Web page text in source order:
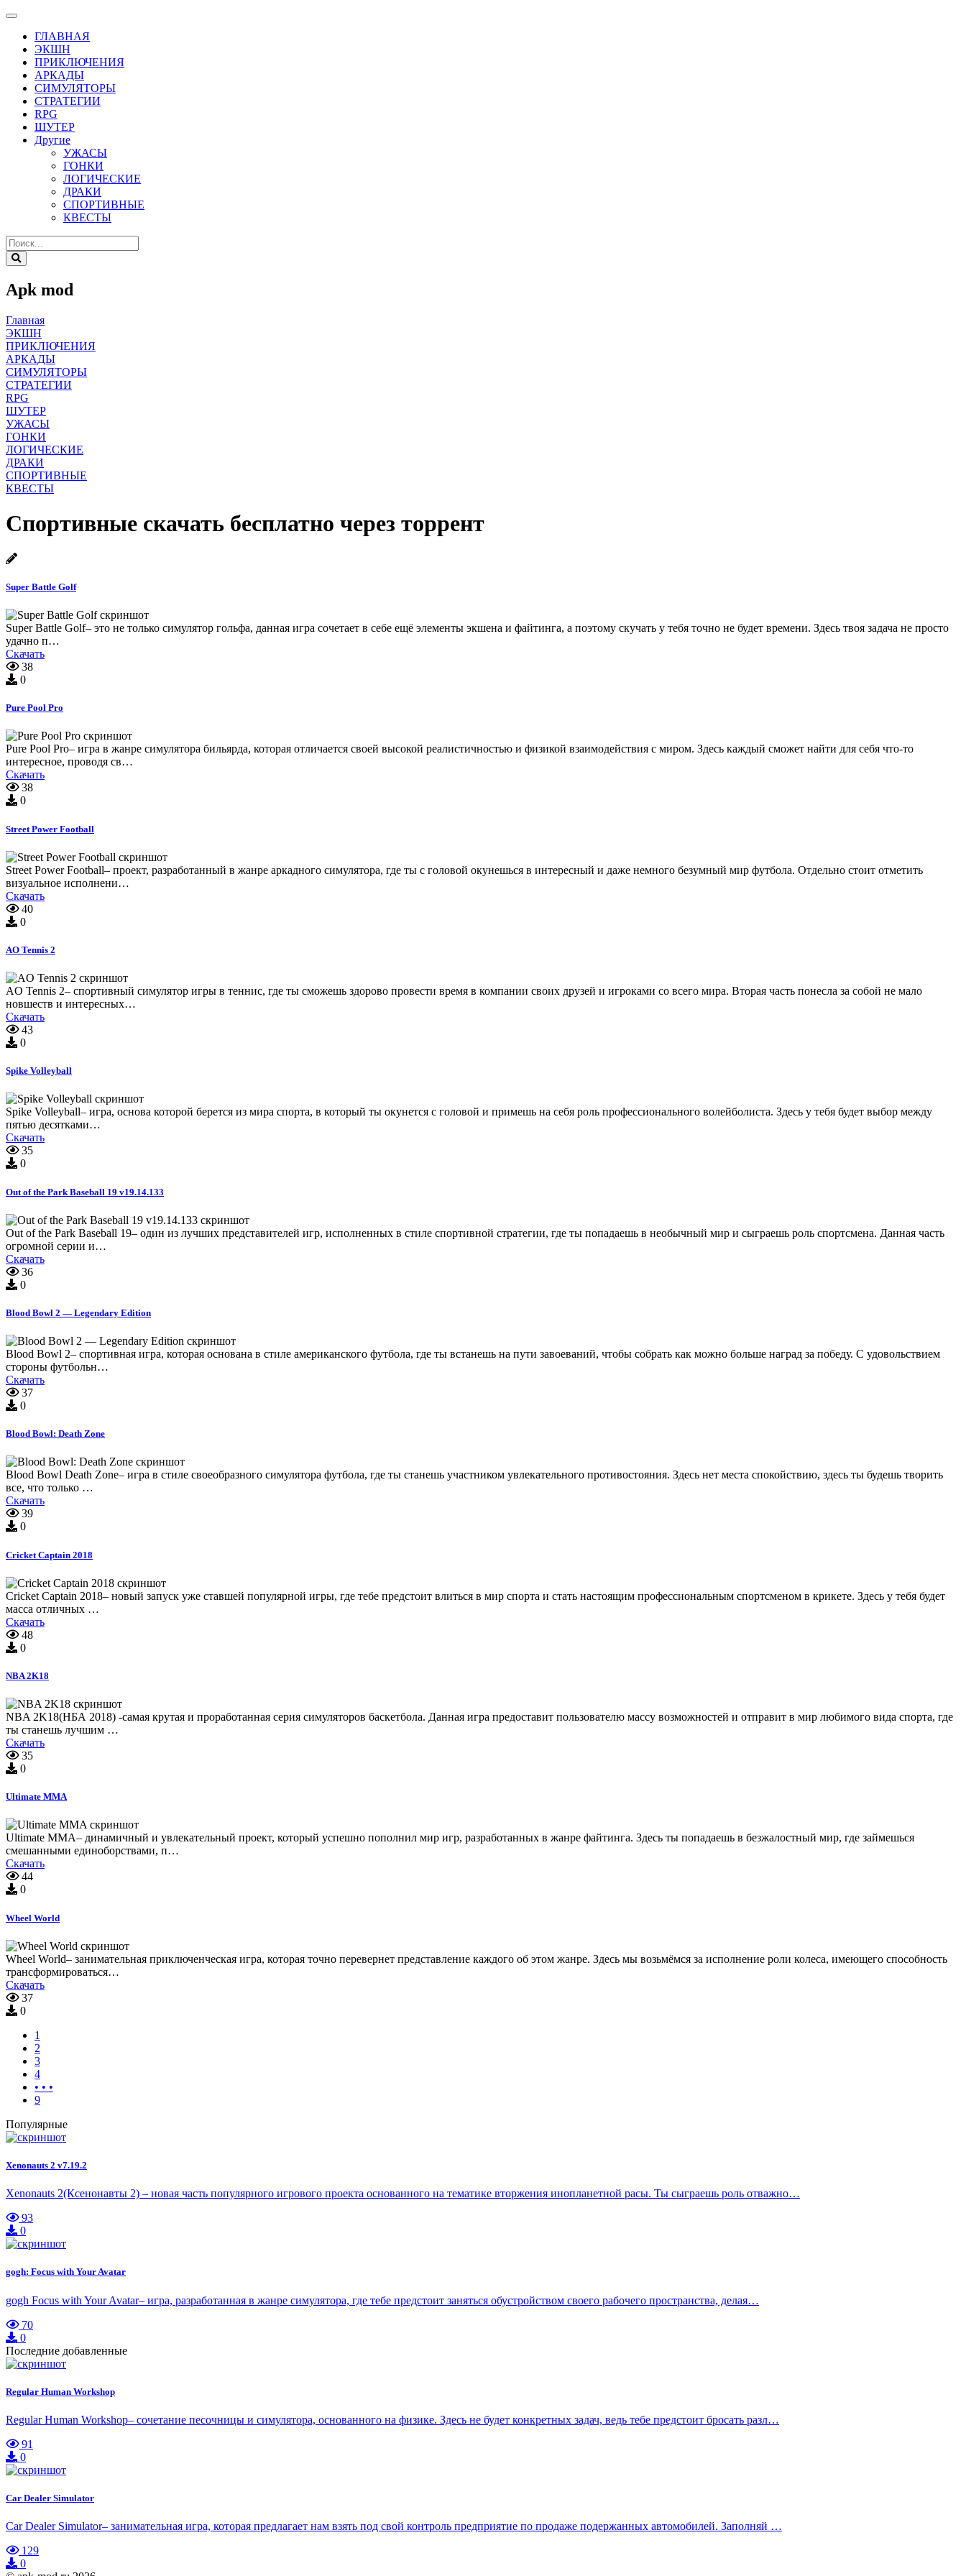
ГЛАВНАЯ
ЭКШН
ПРИКЛЮЧЕНИЯ
АРКАДЫ
СИМУЛЯТОРЫ
СТРАТЕГИИ
RPG
ШУТЕР
Другие
УЖАСЫ
ГОНКИ
ЛОГИЧЕСКИЕ
ДРАКИ
СПОРТИВНЫЕ
КВЕСТЫ
Apk mod
Главная
ЭКШН
ПРИКЛЮЧЕНИЯ
АРКАДЫ
СИМУЛЯТОРЫ
СТРАТЕГИИ
RPG
ШУТЕР
УЖАСЫ
ГОНКИ
ЛОГИЧЕСКИЕ
ДРАКИ
СПОРТИВНЫЕ
КВЕСТЫ
Спортивные скачать бесплатно через торрент
Super Battle Golf
Super Battle Golf– это не только симулятор гольфа, данная игра сочетает в себе ещё элементы экшена и файтинга, а поэтому скучать у тебя точно не будет времени. Здесь твоя задача не просто
удачно п…
Скачать
38
0
Pure Pool Pro
Pure Pool Pro– игра в жанре симулятора бильярда, которая отличается своей высокой реалистичностью и физикой взаимодействия с миром. Здесь каждый сможет найти для себя что-то
интересное, проводя св…
Скачать
38
0
Street Power Football
Street Power Football– проект, разработанный в жанре аркадного симулятора, где ты с головой окунешься в интересный и даже немного безумный мир футбола. Отдельно стоит отметить
визуальное исполнени…
Скачать
40
0
AO Tennis 2
AO Tennis 2– спортивный симулятор игры в теннис, где ты сможешь здорово провести время в компании своих друзей и игроками со всего мира. Вторая часть понесла за собой не мало
новшеств и интересных…
Скачать
43
0
Spike Volleyball
Spike Volleyball– игра, основа которой берется из мира спорта, в который ты окунется с головой и примешь на себя роль профессионального волейболиста. Здесь у тебя будет выбор между
пятью десятками…
Скачать
35
0
Out of the Park Baseball 19 v19.14.133
Out of the Park Baseball 19– один из лучших представителей игр, исполненных в стиле спортивной стратегии, где ты попадаешь в необычный мир и сыграешь роль спортсмена. Данная часть
огромной серии и…
Скачать
36
0
Blood Bowl 2 — Legendary Edition
Blood Bowl 2– спортивная игра, которая основана в стиле американского футбола, где ты встанешь на пути завоеваний, чтобы собрать как можно больше наград за победу. С удовольствием
стороны футбольн…
Скачать
37
0
Blood Bowl: Death Zone
Blood Bowl Death Zone– игра в стиле своеобразного симулятора футбола, где ты станешь участником увлекательного противостояния. Здесь нет места спокойствию, здесь ты будешь творить
все, что только …
Скачать
39
0
Cricket Captain 2018
Cricket Captain 2018– новый запуск уже ставшей популярной игры, где тебе предстоит влиться в мир спорта и стать настоящим профессиональным спортсменом в крикете. Здесь у тебя будет
масса отличных …
Скачать
48
0
NBA 2K18
NBA 2K18(НБА 2018) -самая крутая и проработанная серия симуляторов баскетбола. Данная игра предоставит пользователю массу возможностей и отправит в мир любимого вида спорта, где
ты станешь лучшим …
Скачать
35
0
Ultimate MMA
Ultimate MMA– динамичный и увлекательный проект, который успешно пополнил мир игр, разработанных в жанре файтинга. Здесь ты попадаешь в безжалостный мир, где займешься
смешанными единоборствами, п…
Скачать
44
0
Wheel World
Wheel World– занимательная приключенческая игра, которая точно перевернет представление каждого об этом жанре. Здесь мы возьмёмся за исполнение роли колеса, имеющего способность
трансформироваться…
Скачать
37
0
1
2
3
4
• • •
9
Популярные
Xenonauts 2 v7.19.2
Xenonauts 2(Ксенонавты 2) – новая часть популярного игрового проекта основанного на тематике вторжения инопланетной расы. Ты сыграешь роль отважно…
93
0
gogh: Focus with Your Avatar
gogh Focus with Your Avatar– игра, разработанная в жанре симулятора, где тебе предстоит заняться обустройством своего рабочего пространства, делая…
70
0
Последние добавленные
Regular Human Workshop
Regular Human Workshop– сочетание песочницы и симулятора, основанного на физике. Здесь не будет конкретных задач, ведь тебе предстоит бросать разл…
91
0
Car Dealer Simulator
Car Dealer Simulator– занимательная игра, которая предлагает нам взять под свой контроль предприятие по продаже подержанных автомобилей. Заполняй …
129
0